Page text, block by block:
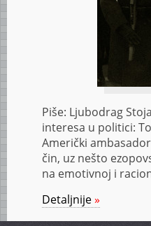
Piše: Ljubodrag
in­te­re­sa u po­li­ti­ci:
Ame­rič­ki
čin, uz ne­što
na emo­tiv­noj i
Detaljnije»